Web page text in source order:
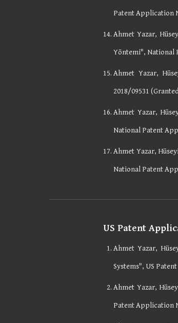
Patent Application
Ahmet Yazar,
Yöntemi", National
Ahmet Yazar,
2018/09531
Ahmet Yazar,
National Patent
Ahmet Yazar,
National Patent
US Patent
Ahmet Yazar,
Systems", US
Ahmet Yazar,
Patent Application